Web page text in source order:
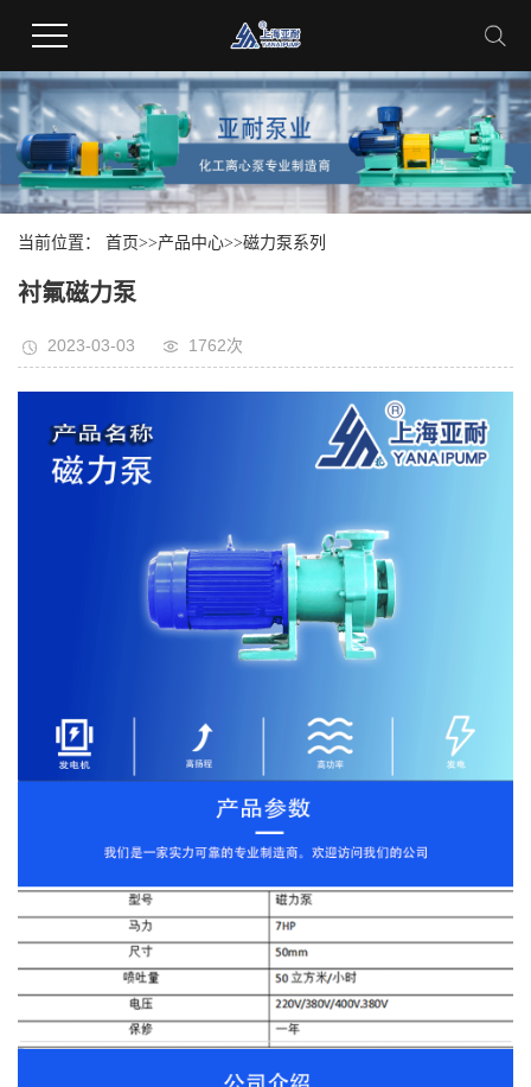
当前位置： 首页>>产品中心>>磁力泵系列
衬氟磁力泵
2023-03-03 1762次